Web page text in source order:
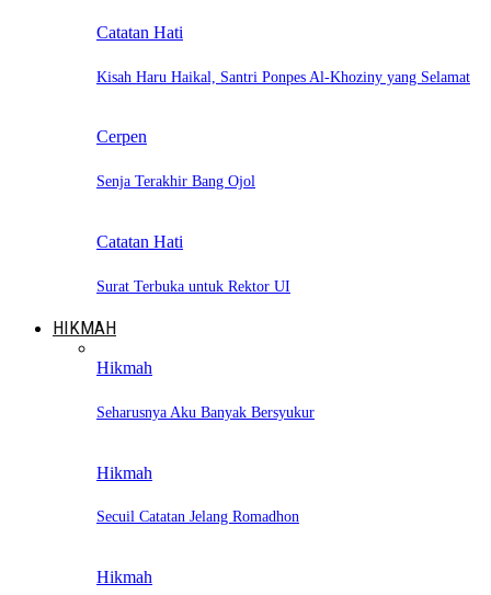
Catatan Hati
Kisah Haru Haikal, Santri Ponpes Al-Khoziny yang Selamat
Cerpen
Senja Terakhir Bang Ojol
Catatan Hati
Surat Terbuka untuk Rektor UI
HIKMAH
Hikmah
Seharusnya Aku Banyak Bersyukur
Hikmah
Secuil Catatan Jelang Romadhon
Hikmah